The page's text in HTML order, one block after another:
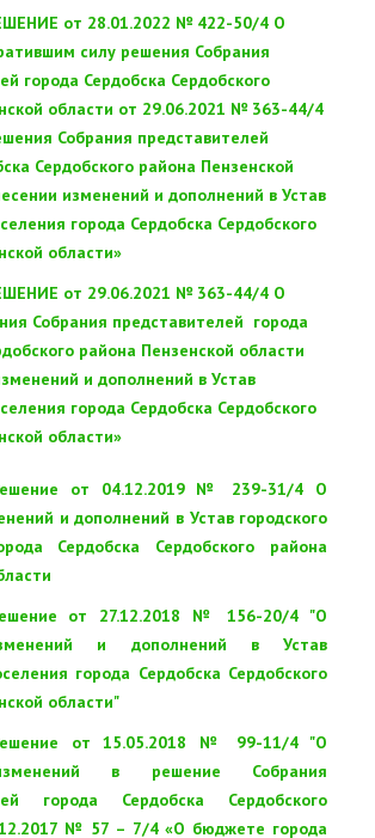
от 28.01.2022 № 422-50/4 О
силу решения Собрания
города Сердобска Сердобского
области от 29.06.2021 № 363-44/4
Собрания представителей
Сердобского района Пензенской
изменений и дополнений в Устав
города Сердобска Сердобского
области»
от 29.06.2021 № 363-44/4 О
Собрания представителей города
района Пензенской области
и дополнений в Устав
города Сердобска Сердобского
области»
от 04.12.2019 № 239-31/4 О
и дополнений в Устав городского
Сердобска Сердобского района
от 27.12.2018 № 156-20/4 "О
и дополнений в Устав
города Сердобска Сердобского
области"
от 15.05.2018 № 99-11/4 "О
в решение Собрания
города Сердобска Сердобского
№ 57 – 7/4 «О бюджете города